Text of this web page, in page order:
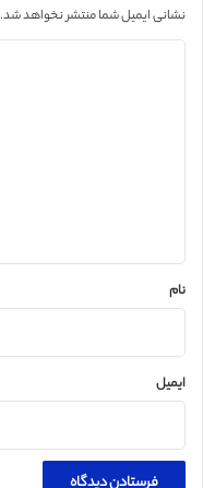
نشانی ایمیل شما منتشر نخواهد شد.
نام
ایمیل